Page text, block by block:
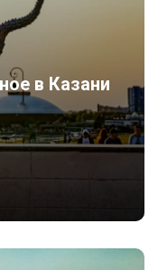
в Казани